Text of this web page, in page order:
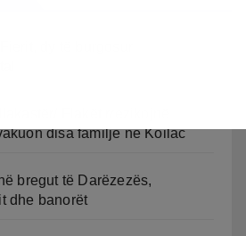
disa familje në Koilac
bregut të Darëzezës,
dhe banorët